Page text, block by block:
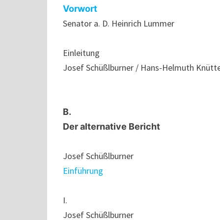
Vorwort
Senator a. D. Heinrich Lummer
Einleitung
Josef Schüßlburner / Hans-Helmuth
B.
Der alternative Bericht
Josef Schüßlburner
Einführung
I.
Josef Schüßlburner